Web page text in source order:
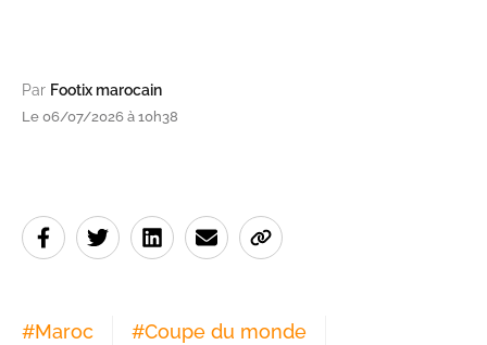
Par Footix marocain
Le 06/07/2026 à 10h38
#Maroc #Coupe du monde